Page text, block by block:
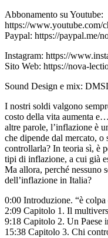
Abbonamento su Youtube:
https://
Paypal: https://paypal.me/
Instagram: https://
Sito Web: https://nova-
Sound Design e mix:
I nostri soldi valgono
costo della vita aumenta
altre parole, l’inflazione è
che dipende dal mercato, o
controllarla? In teoria sì, è
tipi di inflazione, a cui già
Ma allora, perché nessuno
dell’inflazione in Italia?
0:00 Introduzione. “è
2:09 Capitolo 1. Il
9:18 Capitolo 2. Un Paese
15:38 Capitolo 3. Chi